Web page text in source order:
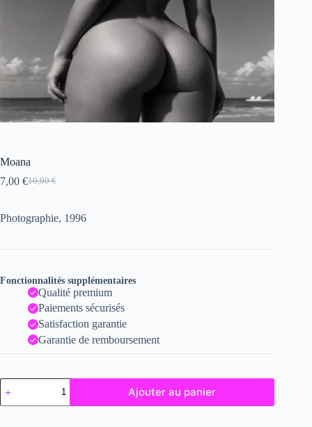
Moana
10,00€
Le
était :
7,00 €Le
est :
Photographie, 1996
Fonctionnalités supplémentaires
Qualité premium
Paiements sécurisés
Satisfaction garantie
Garantie de remboursement
quantité
de
Moana
Ajouter au panier